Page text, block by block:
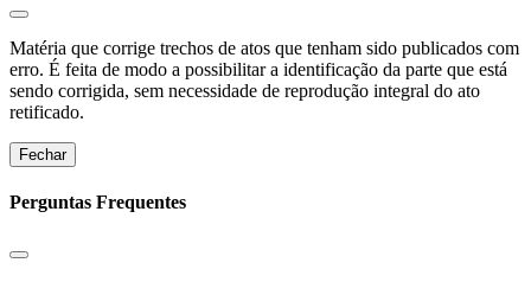
Matéria que corrige trechos de atos que tenham sido publicados com
erro. É feita de modo a possibilitar a identificação da parte que está
sendo corrigida, sem necessidade de reprodução integral do ato
retificado.
Fechar
Perguntas Frequentes